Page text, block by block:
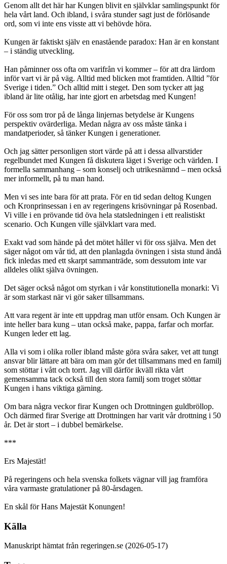
Genom allt det här har Kungen blivit en självklar samlingspunkt för
hela vårt land. Och ibland, i svåra stunder sagt just de förlösande
ord, som vi inte ens visste att vi behövde höra.
Kungen är faktiskt själv en enastående paradox: Han är en konstant
– i ständig utveckling.
Han påminner oss ofta om varifrån vi kommer – för att dra lärdom
inför vart vi är på väg. Alltid med blicken mot framtiden. Alltid ”för
Sverige i tiden.” Och alltid mitt i steget. Den som tycker att jag
ibland är lite otålig, har inte gjort en arbetsdag med Kungen!
För oss som tror på de långa linjernas betydelse är Kungens
perspektiv ovärderliga. Medan några av oss måste tänka i
mandatperioder, så tänker Kungen i generationer.
Och jag sätter personligen stort värde på att i dessa allvarstider
regelbundet med Kungen få diskutera läget i Sverige och världen. I
formella sammanhang – som konselj och utrikesnämnd – men också
mer informellt, på tu man hand.
Men vi ses inte bara för att prata. För en tid sedan deltog Kungen
och Kronprinsessan i en av regeringens krisövningar på Rosenbad.
Vi ville i en prövande tid öva hela statsledningen i ett realistiskt
scenario. Och Kungen ville självklart vara med.
Exakt vad som hände på det mötet håller vi för oss själva. Men det
säger något om vår tid, att den planlagda övningen i sista stund ändå
fick inledas med ett skarpt sammanträde, som dessutom inte var
alldeles olikt själva övningen.
Det säger också något om styrkan i vår konstitutionella monarki: Vi
är som starkast när vi gör saker tillsammans.
Att vara regent är inte ett uppdrag man utför ensam. Och Kungen är
inte heller bara kung – utan också make, pappa, farfar och morfar.
Kungen leder ett lag.
Alla vi som i olika roller ibland måste göra svåra saker, vet att tungt
ansvar blir lättare att bära om man gör det tillsammans med en familj
som stöttar i vått och torrt. Jag vill därför ikväll rikta vårt
gemensamma tack också till den stora familj som troget stöttar
Kungen i hans viktiga gärning.
Om bara några veckor firar Kungen och Drottningen guldbröllop.
Och därmed firar Sverige att Drottningen har varit vår drottning i 50
år. Det är stort – i dubbel bemärkelse.
***
Ers Majestät!
På regeringens och hela svenska folkets vägnar vill jag framföra
våra varmaste gratulationer på 80-årsdagen.
En skål för Hans Majestät Konungen!
Källa
Manuskript hämtat från regeringen.se (2026-05-17)